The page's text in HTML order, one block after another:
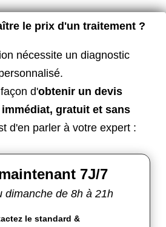
le prix d'un traitement ?
nécessite un diagnostic
d'obtenir un devis
gratuit et sans
d'en parler à votre expert :
7J/7
dimanche de 8h à 21h
le standard &